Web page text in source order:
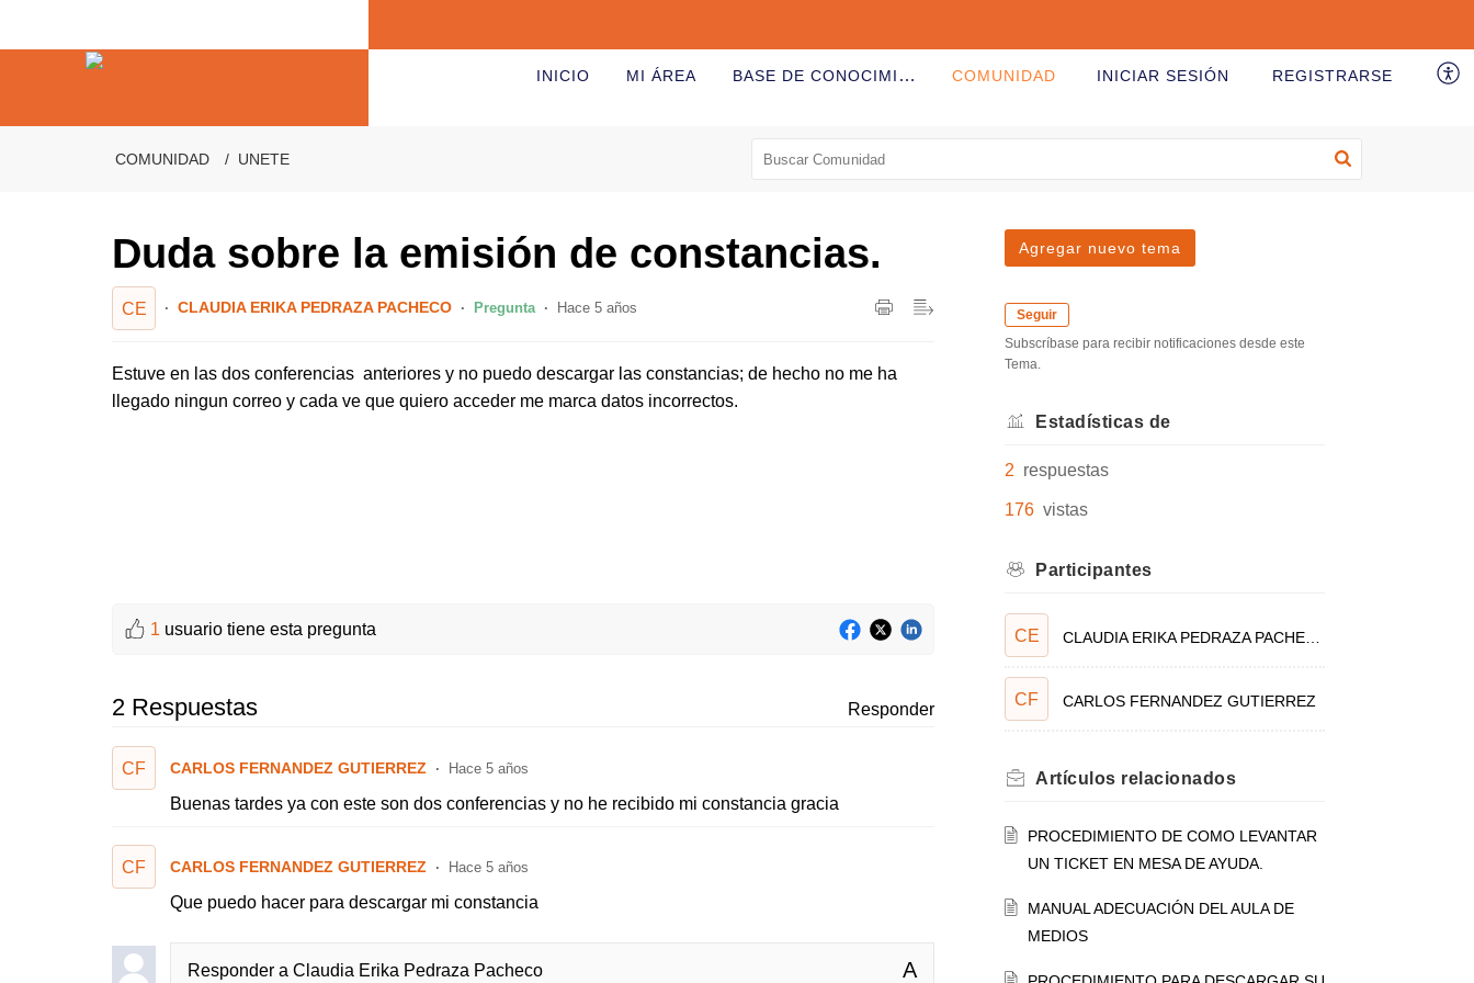
INICIO MI ÁREA BASE DE CONOCIMIENTOS COMUNIDAD INICIAR SESIÓN REGISTRARSE
COMUNIDAD UNETE
Duda sobre la emisión de constancias.
CE CLAUDIA ERIKA PEDRAZA PACHECO Pregunta Hace 5 años
Estuve en las dos conferencias anteriores y no puedo descargar las constancias; de hecho no me ha
llegado ningun correo y cada ve que quiero acceder me marca datos incorrectos.
1 usuario tiene esta pregunta
2 Respuestas Responder
CF CARLOS FERNANDEZ GUTIERREZ Hace 5 años
Buenas tardes ya con este son dos conferencias y no he recibido mi constancia gracia
CF CARLOS FERNANDEZ GUTIERREZ Hace 5 años
Que puedo hacer para descargar mi constancia
Responder a Claudia Erika Pedraza Pacheco A
Agregar nuevo tema
Seguir
Subscríbase para recibir notificaciones desde este
Tema.
Estadísticas de
2 respuestas
176 vistas
Participantes
CE CLAUDIA ERIKA PEDRAZA PACHECO
CF CARLOS FERNANDEZ GUTIERREZ
Artículos relacionados
PROCEDIMIENTO DE COMO LEVANTAR
UN TICKET EN MESA DE AYUDA.
MANUAL ADECUACIÓN DEL AULA DE
MEDIOS